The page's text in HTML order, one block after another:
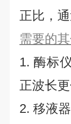
正比，
需要的
1. 酶标
正波长更
2. 移液